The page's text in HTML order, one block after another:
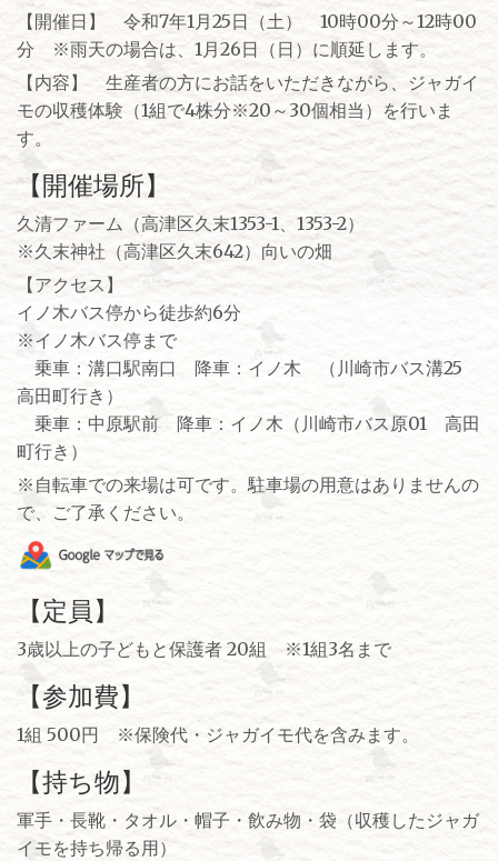
【開催日】 令和7年1月25日（土） 10時00分～12時00
分 ※雨天の場合は、1月26日（日）に順延します。
【内容】 生産者の方にお話をいただきながら、ジャガイ
モの収穫体験（1組で4株分※20～30個相当）を行いま
す。
【開催場所】
久清ファーム（高津区久末1353-1、1353-2）
※久末神社（高津区久末642）向いの畑
【アクセス】
イノ木バス停から徒歩約6分
※イノ木バス停まで
乗車：溝口駅南口 降車：イノ木 （川崎市バス溝25
高田町行き）
乗車：中原駅前 降車：イノ木（川崎市バス原01 高田
町行き）
※自転車での来場は可です。駐車場の用意はありませんの
で、ご了承ください。
【定員】
3歳以上の子どもと保護者 20組 ※1組3名まで
【参加費】
1組 500円 ※保険代・ジャガイモ代を含みます。
【持ち物】
軍手・長靴・タオル・帽子・飲み物・袋（収穫したジャガ
イモを持ち帰る用）